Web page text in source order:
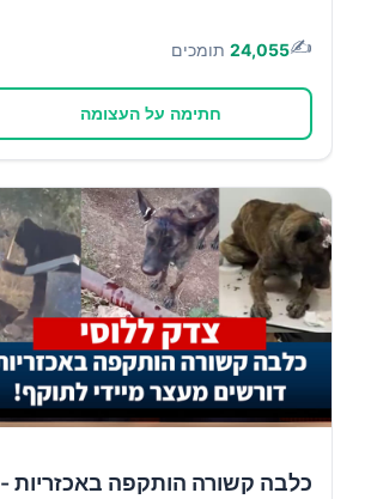
✍️
24,055 תומכים
חתימה על העצומה
כלבה קשורה הותקפה באכזריות -